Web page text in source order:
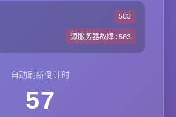
503
源服务器故障:503
自动刷新倒计时
57